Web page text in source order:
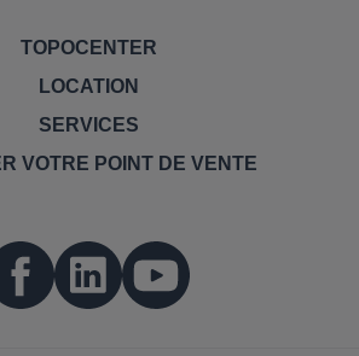
TOPOCENTER
LOCATION
SERVICES
VOTRE POINT DE VENTE